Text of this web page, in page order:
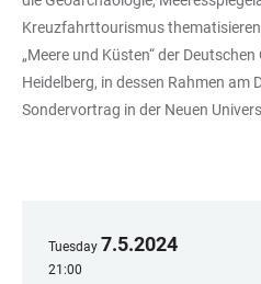
Kreuzfahrttourismus
„Meere und Küsten“ der
Heidelberg, in dessen Rahmen am
Sondervortrag in der Neuen
Tuesday 7.5.2024
21:00